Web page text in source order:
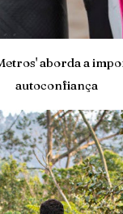
aborda a
autoconfiança